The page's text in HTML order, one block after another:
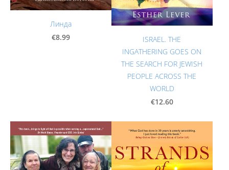
Линда
€8.99
ISRAEL. THE
INGATHERING GOES ON
THE SEARCH FOR JEWISH
PEOPLE ACROSS THE
WORLD
€12.60